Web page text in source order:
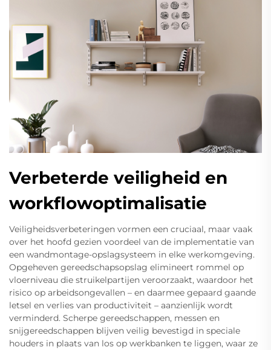
Verbeterde veiligheid en
workflowoptimalisatie
Veiligheidsverbeteringen vormen een cruciaal, maar vaak
over het hoofd gezien voordeel van de implementatie van
een wandmontage-opslagsysteem in elke werkomgeving.
Opgeheven gereedschapsopslag elimineert rommel op
vloerniveau die struikelpartijen veroorzaakt, waardoor het
risico op arbeidsongevallen – en daarmee gepaard gaande
letsel en verlies van productiviteit – aanzienlijk wordt
verminderd. Scherpe gereedschappen, messen en
snijgereedschappen blijven veilig bevestigd in speciale
houders in plaats van los op werkbanken te liggen, waar ze